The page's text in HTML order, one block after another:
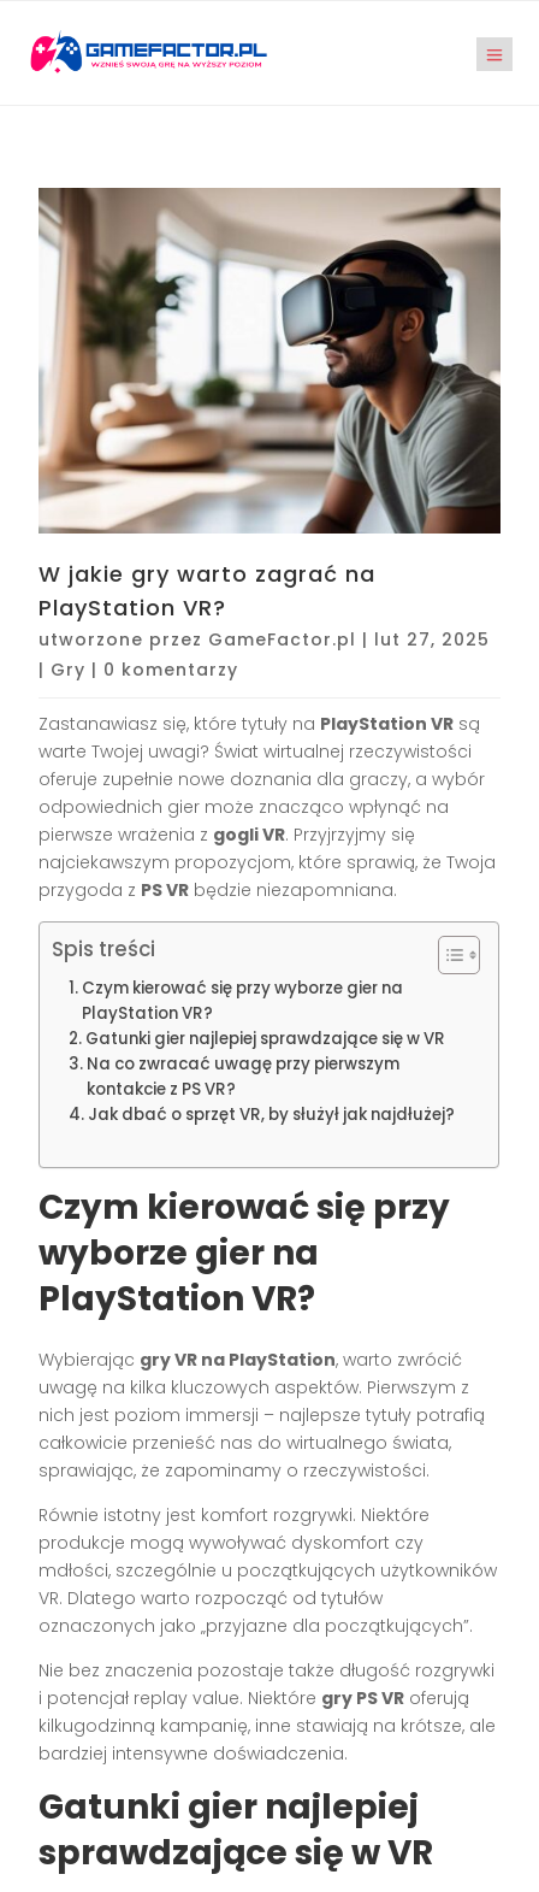
W jakie gry warto zagrać na
PlayStation VR?
utworzone przez GameFactor.pl | lut 27, 2025
| Gry | 0 komentarzy
Zastanawiasz się, które tytuły na PlayStation VR są
warte Twojej uwagi? Świat wirtualnej rzeczywistości
oferuje zupełnie nowe doznania dla graczy, a wybór
odpowiednich gier może znacząco wpłynąć na
pierwsze wrażenia z gogli VR. Przyjrzyjmy się
najciekawszym propozycjom, które sprawią, że Twoja
przygoda z PS VR będzie niezapomniana.
Spis treści
Czym kierować się przy wyborze gier na
PlayStation VR?
Gatunki gier najlepiej sprawdzające się w VR
Na co zwracać uwagę przy pierwszym
kontakcie z PS VR?
Jak dbać o sprzęt VR, by służył jak najdłużej?
Czym kierować się przy
wyborze gier na
PlayStation VR?
Wybierając gry VR na PlayStation, warto zwrócić
uwagę na kilka kluczowych aspektów. Pierwszym z
nich jest poziom immersji – najlepsze tytuły potrafią
całkowicie przenieść nas do wirtualnego świata,
sprawiając, że zapominamy o rzeczywistości.
Równie istotny jest komfort rozgrywki. Niektóre
produkcje mogą wywoływać dyskomfort czy
mdłości, szczególnie u początkujących użytkowników
VR. Dlatego warto rozpocząć od tytułów
oznaczonych jako „przyjazne dla początkujących”.
Nie bez znaczenia pozostaje także długość rozgrywki
i potencjał replay value. Niektóre gry PS VR oferują
kilkugodzinną kampanię, inne stawiają na krótsze, ale
bardziej intensywne doświadczenia.
Gatunki gier najlepiej
sprawdzające się w VR